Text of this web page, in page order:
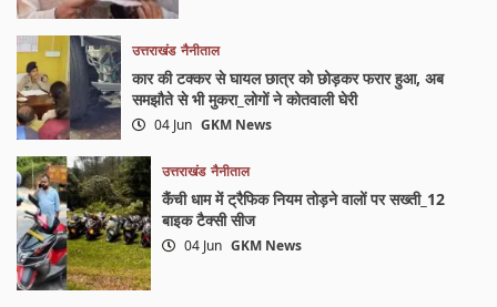
उत्तराखंड नैनीताल
कार की टक्कर से घायल छात्र को छोड़कर फरार हुआ, अब
समझौते से भी मुकरा_लोगों ने कोतवाली घेरी
04 Jun GKM News
उत्तराखंड नैनीताल
कैंची धाम में ट्रैफिक नियम तोड़ने वालों पर सख्ती_12
बाइक टैक्सी सीज
04 Jun GKM News